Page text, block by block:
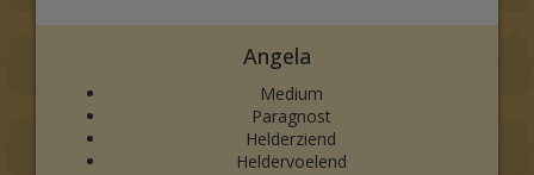
Angela
Medium
Paragnost
Helderziend
Heldervoelend